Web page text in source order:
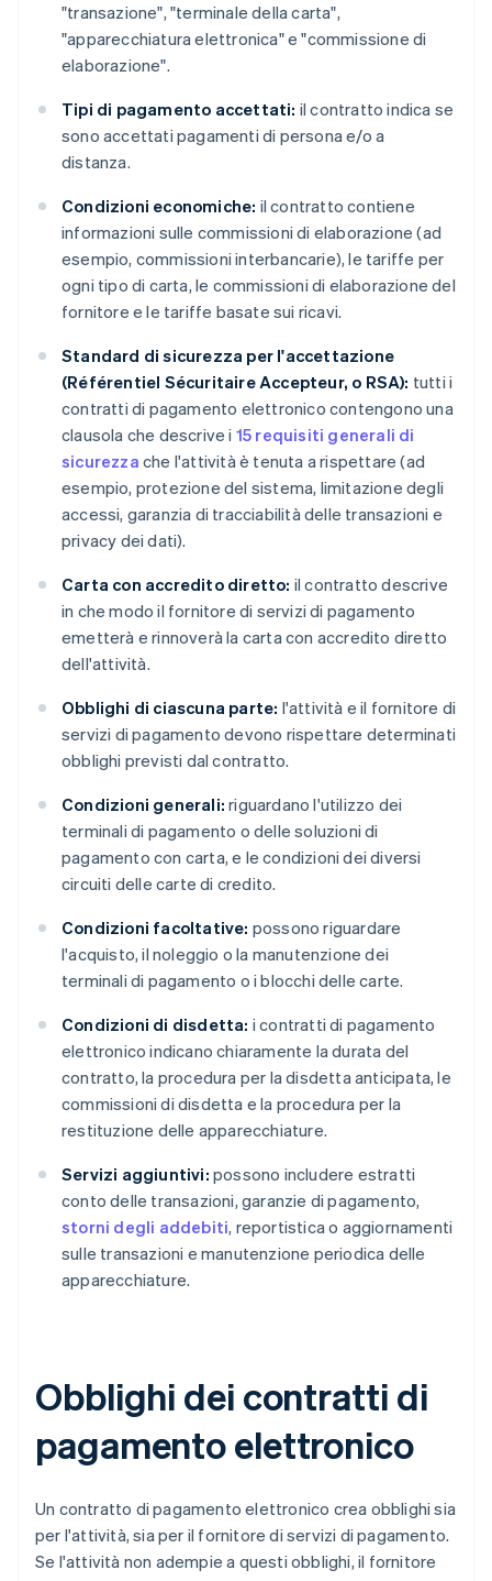
"transazione", "terminale della carta",
"apparecchiatura elettronica" e "commissione di
elaborazione".
Tipi di pagamento accettati: il contratto indica se
sono accettati pagamenti di persona e/o a
distanza.
Condizioni economiche: il contratto contiene
informazioni sulle commissioni di elaborazione (ad
esempio, commissioni interbancarie), le tariffe per
ogni tipo di carta, le commissioni di elaborazione del
fornitore e le tariffe basate sui ricavi.
Standard di sicurezza per l'accettazione
(Référentiel Sécuritaire Accepteur, o RSA): tutti i
contratti di pagamento elettronico contengono una
clausola che descrive i 15 requisiti generali di
sicurezza che l'attività è tenuta a rispettare (ad
esempio, protezione del sistema, limitazione degli
accessi, garanzia di tracciabilità delle transazioni e
privacy dei dati).
Carta con accredito diretto: il contratto descrive
in che modo il fornitore di servizi di pagamento
emetterà e rinnoverà la carta con accredito diretto
dell'attività.
Obblighi di ciascuna parte: l'attività e il fornitore di
servizi di pagamento devono rispettare determinati
obblighi previsti dal contratto.
Condizioni generali: riguardano l'utilizzo dei
terminali di pagamento o delle soluzioni di
pagamento con carta, e le condizioni dei diversi
circuiti delle carte di credito.
Condizioni facoltative: possono riguardare
l'acquisto, il noleggio o la manutenzione dei
terminali di pagamento o i blocchi delle carte.
Condizioni di disdetta: i contratti di pagamento
elettronico indicano chiaramente la durata del
contratto, la procedura per la disdetta anticipata, le
commissioni di disdetta e la procedura per la
restituzione delle apparecchiature.
Servizi aggiuntivi: possono includere estratti
conto delle transazioni, garanzie di pagamento,
storni degli addebiti, reportistica o aggiornamenti
sulle transazioni e manutenzione periodica delle
apparecchiature.
Obblighi dei contratti di
pagamento elettronico
Un contratto di pagamento elettronico crea obblighi sia
per l'attività, sia per il fornitore di servizi di pagamento.
Se l'attività non adempie a questi obblighi, il fornitore